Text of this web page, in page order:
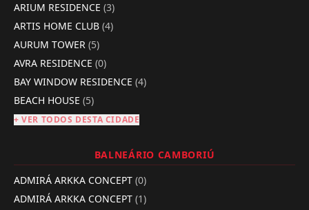
ARIUM RESIDENCE (3)
ARTIS HOME CLUB (4)
AURUM TOWER (5)
AVRA RESIDENCE (0)
BAY WINDOW RESIDENCE (4)
BEACH HOUSE (5)
+ VER TODOS DESTA CIDADE
BALNEÁRIO CAMBORIÚ
ADMIRÁ ARKKA CONCEPT (0)
ADMIRÁ ARKKA CONCEPT (1)